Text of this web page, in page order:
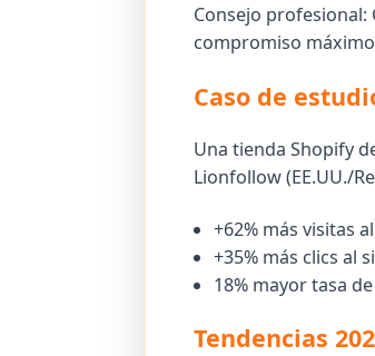
Consejo
compromiso
Caso de
Una tienda Shopify
Lionfollow (EE.UU./
+62% más visitas
+35% más clics al
18% mayor tasa
Tendencias